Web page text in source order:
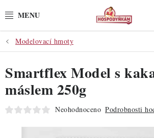
na
POTŘEBY
POMŮCKY
SUROVINY
Modelovací hmoty
Smartflex Model s
máslem 250g
Neohodnoceno Podrobnosti